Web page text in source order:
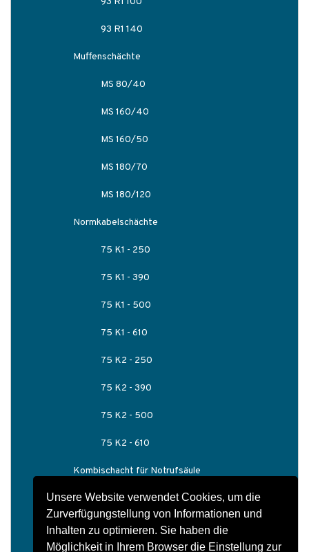
Unsere Website verwendet Cookies, um die
Zurverfügungstellung von Informationen und
Inhalten zu optimieren. Sie haben die
Möglichkeit in Ihrem Browser die Einstellung zur
93 R1 140
Muffenschächte
MS 80/40
MS 160/40
MS 160/50
MS 180/70
MS 180/120
Normkabelschächte
75 K1 - 250
75 K1 - 390
75 K1 - 500
75 K1 - 610
75 K2 - 250
75 K2 - 390
75 K2 - 500
75 K2 - 610
Kombischacht für Notrufsäule
Bahnschächte
Schachtbauwerke